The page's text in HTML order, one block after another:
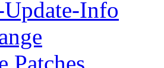
Update-Info